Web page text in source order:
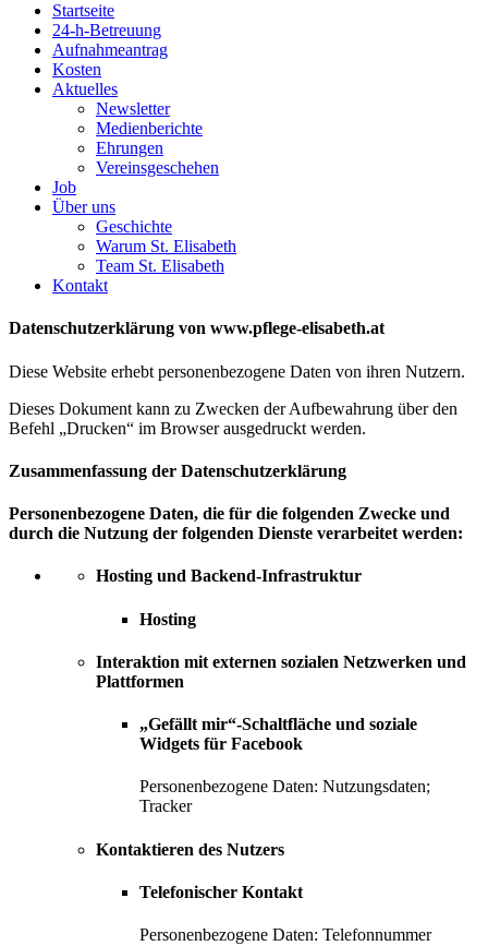
Startseite
24-h-Betreuung
Aufnahmeantrag
Kosten
Aktuelles
Newsletter
Medienberichte
Ehrungen
Vereinsgeschehen
Job
Über uns
Geschichte
Warum St. Elisabeth
Team St. Elisabeth
Kontakt
Datenschutzerklärung von www.pflege-elisabeth.at
Diese Website erhebt personenbezogene Daten von ihren Nutzern.
Dieses Dokument kann zu Zwecken der Aufbewahrung über den
Befehl „Drucken“ im Browser ausgedruckt werden.
Zusammenfassung der Datenschutzerklärung
Personenbezogene Daten, die für die folgenden Zwecke und
durch die Nutzung der folgenden Dienste verarbeitet werden:
Hosting und Backend-Infrastruktur
Hosting
Interaktion mit externen sozialen Netzwerken und
Plattformen
„Gefällt mir“-Schaltfläche und soziale
Widgets für Facebook
Personenbezogene Daten: Nutzungsdaten;
Tracker
Kontaktieren des Nutzers
Telefonischer Kontakt
Personenbezogene Daten: Telefonnummer